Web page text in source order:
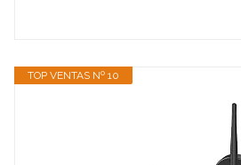
TOP VENTAS Nº 10